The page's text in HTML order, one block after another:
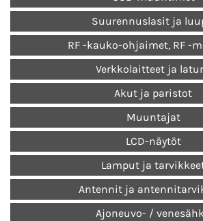
Suurennuslasit ja
RF -kauko-ohjaimet, RF -
Verkkolaitteet ja
Akut ja paristot
Muuntajat
LCD-näytöt
Lamput ja
Antennit ja
Ajoneuvo- /